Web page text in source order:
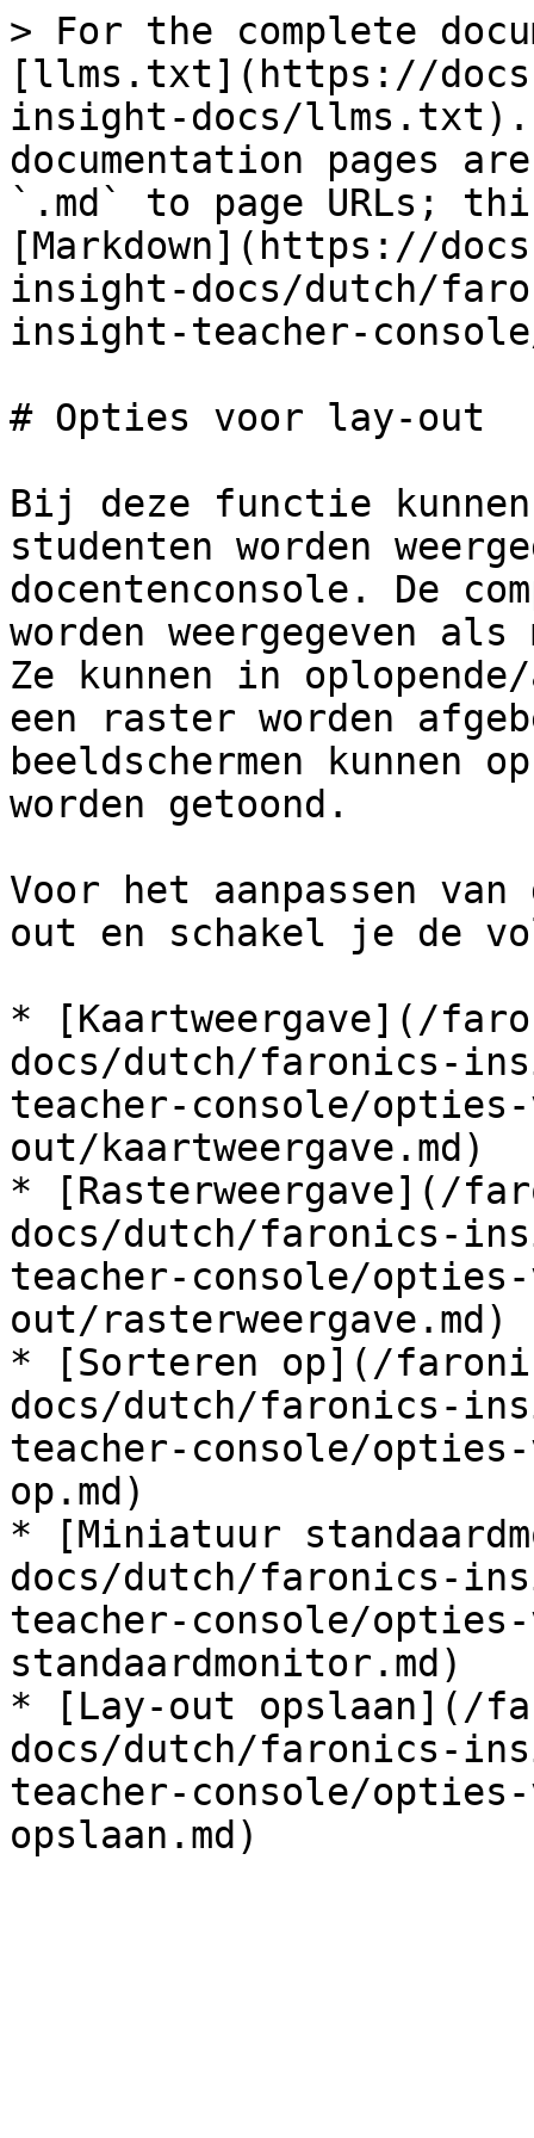
> For the complete
[llms.txt](https://
insight-docs/llms.txt).
documentation pages
`.md` to page URLs;
[Markdown](https://
insight-docs/dutch/
insight-teacher-
# Opties voor lay-out
Bij deze functie kunnen
studenten worden
docentenconsole. De
worden weergegeven
Ze kunnen in
een raster worden
beeldschermen kunnen
worden getoond.
Voor het aanpassen
out en schakel je de
* [Kaartweergave](/
docs/dutch/faronics-
teacher-console/
out/kaartweergave.md)
* [Rasterweergave](/
docs/dutch/faronics-
teacher-console/
out/rasterweergave.md)
* [Sorteren op](/
docs/dutch/faronics-
teacher-console/
op.md)
* [Miniatuur
docs/dutch/faronics-
teacher-console/
standaardmonitor.md)
* [Lay-out opslaan](/
docs/dutch/faronics-
teacher-console/